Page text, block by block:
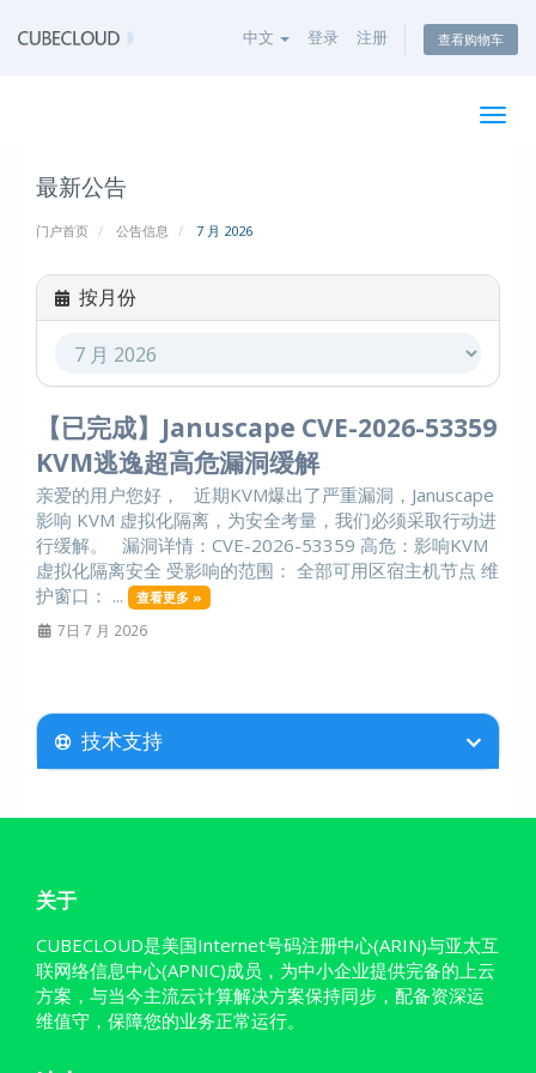
中文 登录 注册 查看购物车
切
最新公告
门户首页 公告信息 7 月 2026
按月份
【已完成】Januscape CVE-2026-53359
KVM逃逸超高危漏洞缓解
亲爱的用户您好， 近期KVM爆出了严重漏洞，Januscape
影响 KVM 虚拟化隔离，为安全考量，我们必须采取行动进
行缓解。 漏洞详情：CVE-2026-53359 高危：影响KVM
虚拟化隔离安全 受影响的范围： 全部可用区宿主机节点 维
护窗口： ...
查看更多 »
7日 7 月 2026
技术支持
关于
CUBECLOUD是美国Internet号码注册中心(ARIN)与亚太互
联网络信息中心(APNIC)成员，为中小企业提供完备的上云
方案，与当今主流云计算解决方案保持同步，配备资深运
维值守，保障您的业务正常运行。